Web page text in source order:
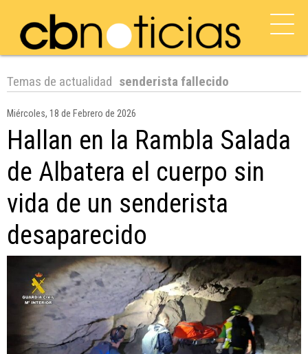
Temas de actualidad senderista fallecido
Miércoles, 18 de Febrero de 2026
Hallan en la Rambla Salada
de Albatera el cuerpo sin
vida de un senderista
desaparecido